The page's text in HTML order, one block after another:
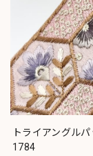
トライアングル
1784